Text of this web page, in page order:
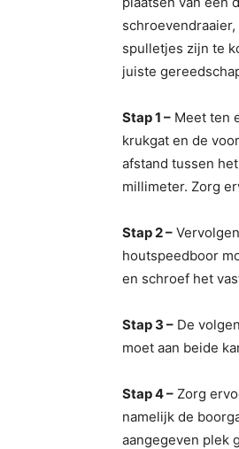
spulletjes zijn te
juiste
Stap 1 – Meet ten
krukgat en de
afstand tussen
millimeter. Zorg
Stap 2 –
houtspeedboor
en schroef het
Stap 3 – De
moet aan beide
Stap 4 – Zorg
namelijk de
aangegeven plek